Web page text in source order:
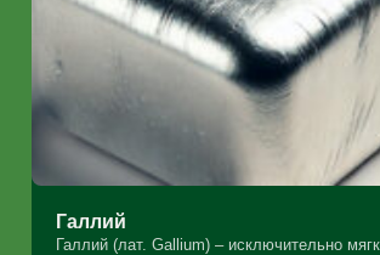
Галлий
Галлий (лат. Gallium) – исключительно